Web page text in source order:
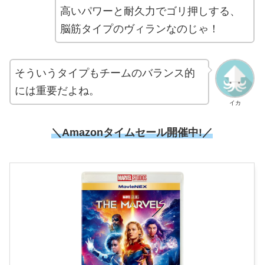
高いパワーと耐久力でゴリ押しする、
脳筋タイプのヴィランなのじゃ！
イカ
そういうタイプもチームのバランス的
には重要だよね。
＼Amazonタイムセール開催中!／